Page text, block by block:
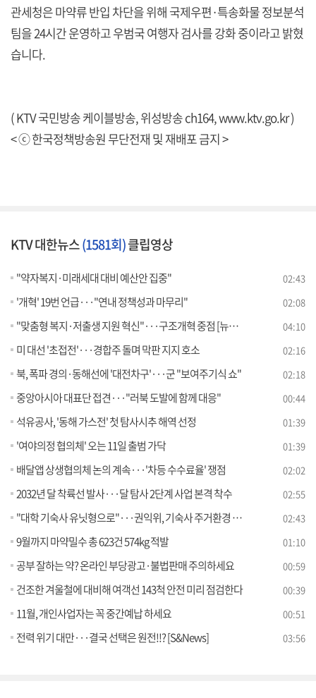
관세청은 마약류 반입 차단을 위해 국제우편·특송화물 정보분석
팀을 24시간 운영하고 우범국 여행자 검사를 강화 중이라고 밝혔
습니다.
( KTV 국민방송 케이블방송, 위성방송 ch164,www.ktv.go.kr)
< ⓒ 한국정책방송원 무단전재 및 재배포 금지 >
KTV 대한뉴스(1581회)클립영상
"약자복지·미래세대 대비 예산안 집중" 02:43
'개혁' 19번 언급···"연내 정책성과 마무리" 02:08
"맞춤형 복지·저출생 지원 혁신"···구조개혁 중점 [뉴스의 맥] 04:10
미 대선 '초접전'···경합주 돌며 막판 지지 호소 02:16
북, 폭파 경의·동해선에 '대전차구'···군 "보여주기식 쇼" 02:18
중앙아시아 대표단 접견···"러북 도발에 함께 대응" 00:44
석유공사, '동해 가스전' 첫 탐사시추 해역 선정 01:39
'여야의정 협의체' 오는 11일 출범 가닥 01:39
배달앱 상생협의체 논의 계속···'차등 수수료율' 쟁점 02:02
2032년 달 착륙선 발사···달 탐사 2단계 사업 본격 착수 02:55
"대학 기숙사 유닛형으로"···권익위, 기숙사 주거환경 개선안 권고 02:43
9월까지 마약밀수 총 623건 574kg 적발 01:10
공부 잘하는 약? 온라인 부당광고·불법판매 주의하세요 00:59
건조한 겨울철에 대비해 여객선 143척 안전 미리 점검한다 00:39
11월, 개인사업자는 꼭 중간예납 하세요 00:51
전력 위기 대만···결국 선택은 원전!!? [S&News] 03:56